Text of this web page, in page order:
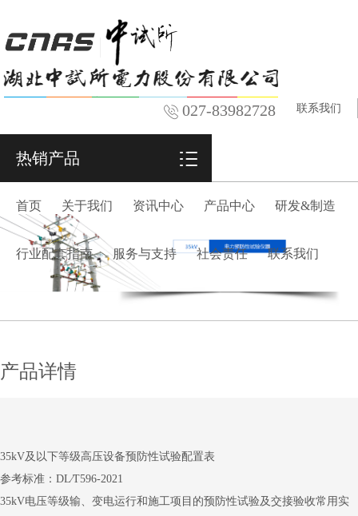
027-83982728 联系我们
热销产品
首页 关于我们 资讯中心 产品中心 研发&制造
行业配套指南 服务与支持 社会责任 联系我们
产品详情
35kV及以下等级高压设备预防性试验配置表
参考标准：DL∕T596-2021
35kV电压等级输、变电运行和施工项目的预防性试验及交接验收常用实